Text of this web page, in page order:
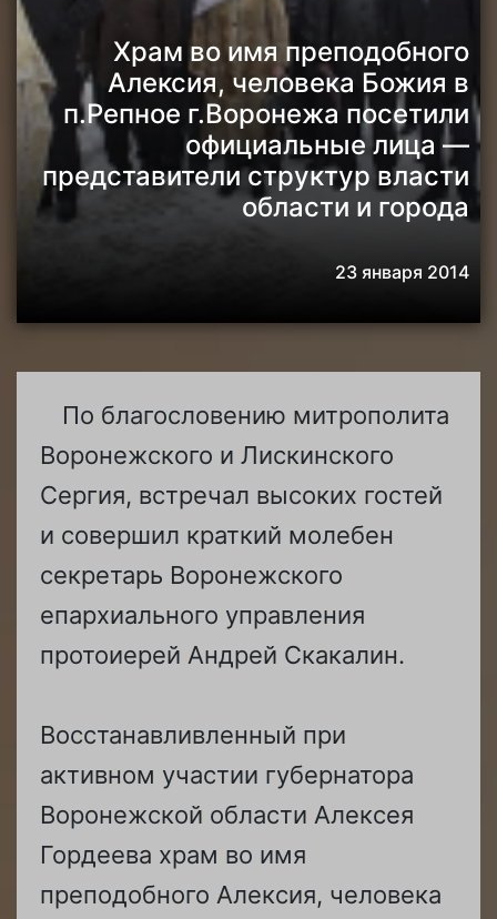
Храм во имя преподобного
Алексия, человека Божия в
п.Репное г.Воронежа посетили
официальные лица —
представители структур власти
области и города
23 января 2014
По благословению митрополита
Воронежского и Лискинского
Сергия, встречал высоких гостей
и совершил краткий молебен
секретарь Воронежского
епархиального управления
протоиерей Андрей Скакалин.
Восстанавливленный при
активном участии губернатора
Воронежской области Алексея
Гордеева храм во имя
преподобного Алексия, человека